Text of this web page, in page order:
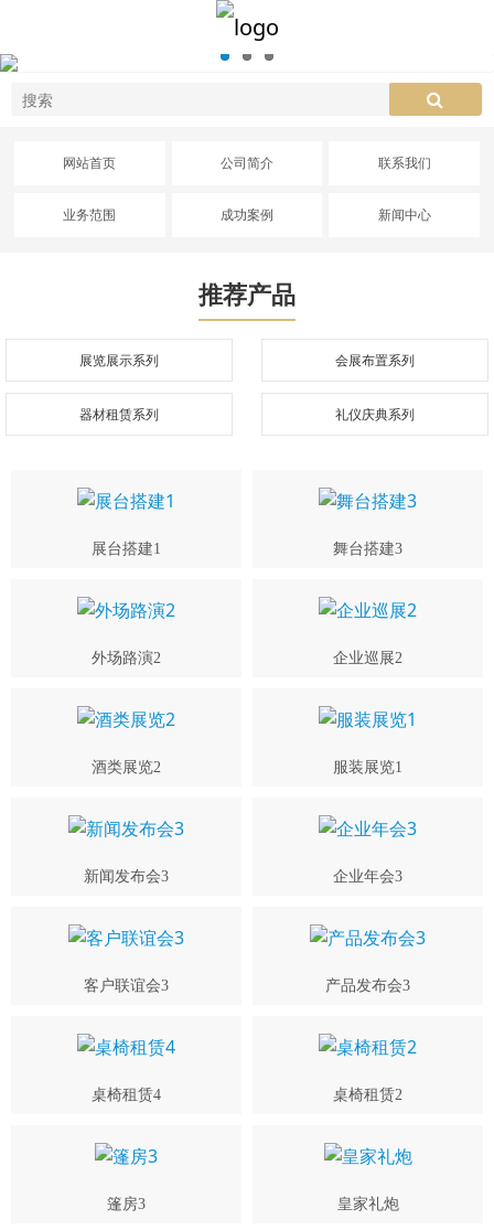
网站首页 公司简介 联系我们
业务范围 成功案例 新闻中心
推荐产品
展览展示系列 会展布置系列
器材租赁系列 礼仪庆典系列
展台搭建1 舞台搭建3
外场路演2 企业巡展2
酒类展览2 服装展览1
新闻发布会3 企业年会3
客户联谊会3 产品发布会3
桌椅租赁4 桌椅租赁2
篷房3 皇家礼炮